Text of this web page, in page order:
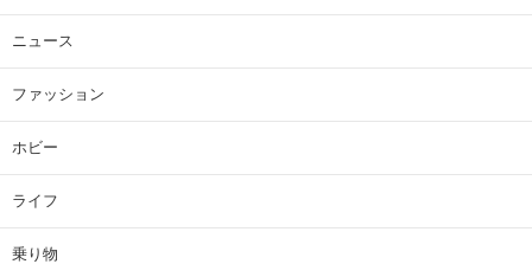
ニュース
ファッション
ホビー
ライフ
乗り物